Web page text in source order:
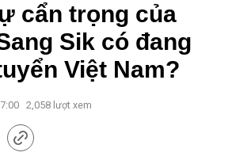
cẩn trọng của
Sik có đang
Việt Nam?
2,058 lượt xem